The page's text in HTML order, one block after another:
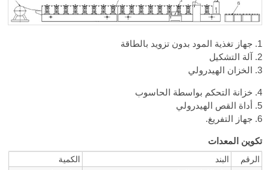
1. جهاز تغذية المود بدون تزويد بالطاقة
2. آلة التشكيل
3. الخزان الهيدرولي
4. خزانة التحكم بواسطة الحاسوب
5. أداة القص الهيدرولي
6. جهاز التفريغ.
تكوين المعدات
الرقم البند
الكمية